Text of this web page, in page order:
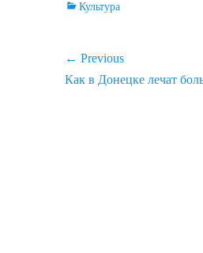
Categories
Культура
Навигация
по
← Previous
Previous
Как в Донецке лечат